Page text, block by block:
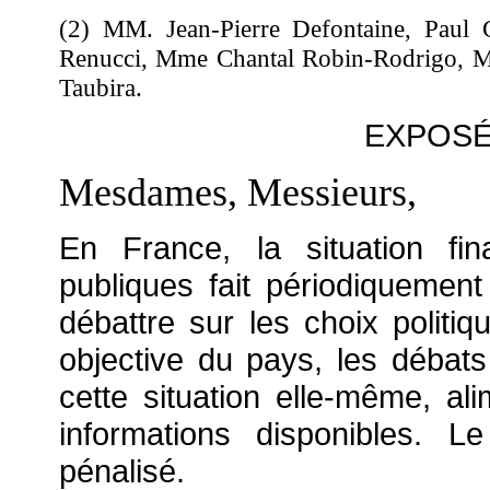
(2) MM. Jean-Pierre Defontaine, Paul
Renucci, Mme Chantal Robin-Rodrigo,
Taubira.
Mesdames, Messieurs,
En France, la situation
publiques fait
débattre sur les choix
objective du pays, les
cette situation elle-même,
informations disponibles.
pénalisé.